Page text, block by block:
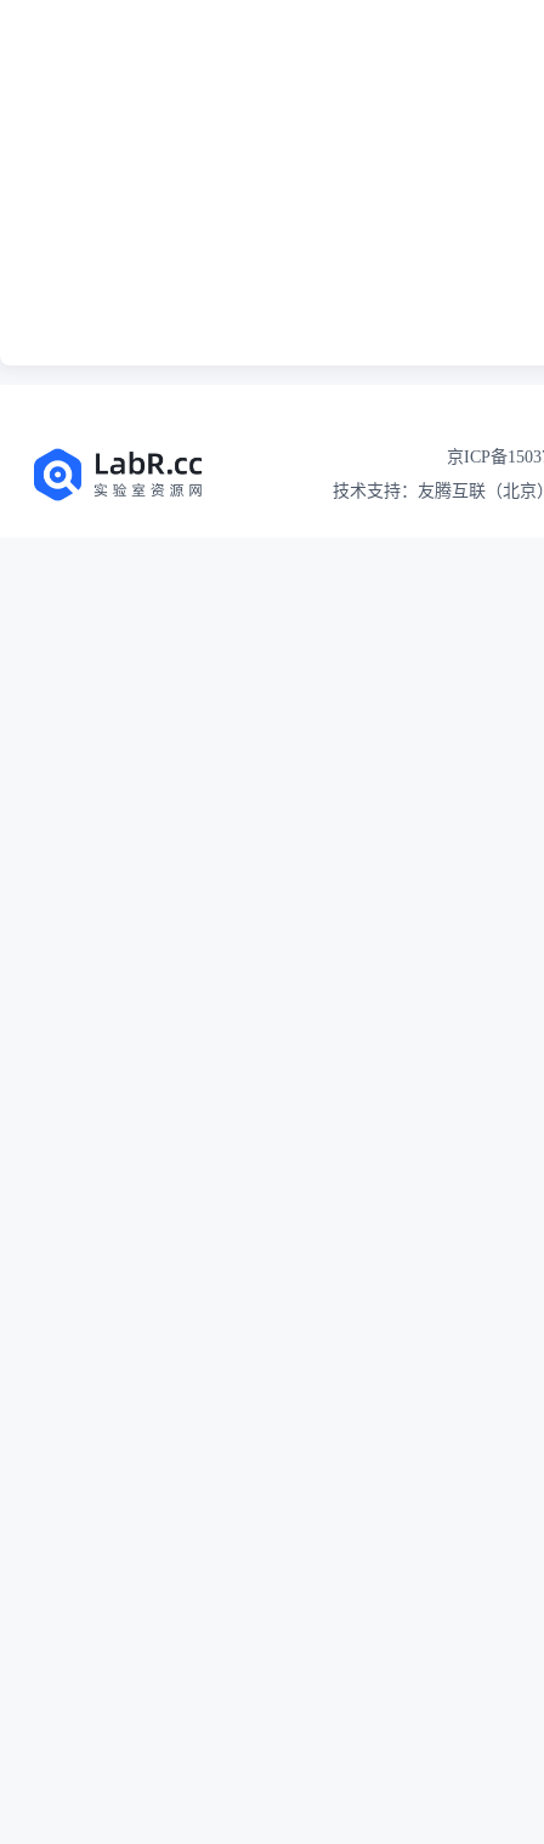
京ICP备
技术支持：友腾互联（北京